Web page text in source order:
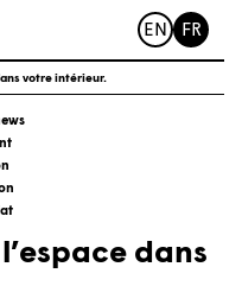
EN FR
votre intérieur.
dans